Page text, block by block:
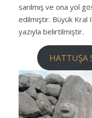
sarılmış ve ona yol
edilmiştir. Büyük Kral
yazıyla belirtilmiştir.
HATTUŞA